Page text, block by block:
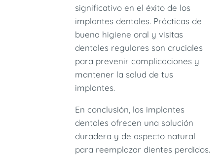
significativo en el éxito de los
implantes dentales. Prácticas de
buena higiene oral y visitas
dentales regulares son cruciales
para prevenir complicaciones y
mantener la salud de tus
implantes.
En conclusión, los implantes
dentales ofrecen una solución
duradera y de aspecto natural
para reemplazar dientes perdidos.